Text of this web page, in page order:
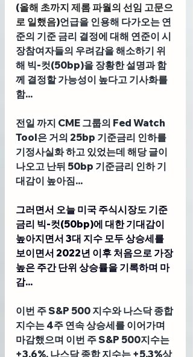
(올해 초까지 제롬 파월의 선임 고문으
로 일했음)언급을 인용해 다가오는 연
준의 기준 금리 결정에 대해 연준이 시
장참여자들의 우려감을 해소하기 위
해 빅-컷(50bp)을 장황한 설명과 함
께 결정할 가능성이 높다고 기사화를
함...
전일 까지 CME 그룹의 Fed Watch
Tool은 거의 25bp 기준금리 인하를
기정사실화 하고 있었는데 해당 글이
나오고 난뒤 50bp 기준금리 인하 기
대감이 높아짐...
그러면서 오늘 미국 주식시장도 기준
금리 빅-컷(50bp)에 대한 기대감이
높아지면서 3대 지수 모두 상승세를
보이면서 2022년 이후 처음으로 가장
높은 주간 단위 상승률을 기록하며 마
감...
이번 주 S&P 500 지수와 나스닥 종합
지수는 4주 연속 상승세를 이어가며
마감했으며 이번 주 S&P 500지수는
+3.6%, 나스닥 종합 지수는 +5.3%상